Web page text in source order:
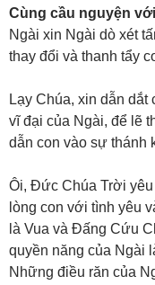
Cùng cầu nguyện
Ngài xin Ngài dò xét
thay đổi và thanh tẩy
Lạy Chúa, xin dẫn
vĩ đại của Ngài, để lẽ
dẫn con vào sự thánh
Ôi, Đức Chúa Trời
lòng con với tình yêu
là Vua và Đấng Cứu
quyền năng của Ngài
Những điều răn của